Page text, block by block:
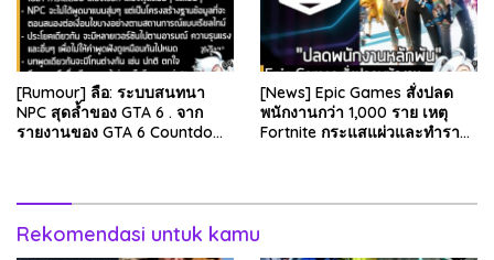
[Rumour] ลือ: ระบบสนทนา
NPC สุดล้ำของ GTA 6 . จาก
รายงานของ GTA 6 Countdown
[News] Epic Games สั่งปลด
พนักงานกว่า 1,000 ราย เหตุ
Fortnite กระแสแผ่วและทำราย
Rekomendasi untuk kamu